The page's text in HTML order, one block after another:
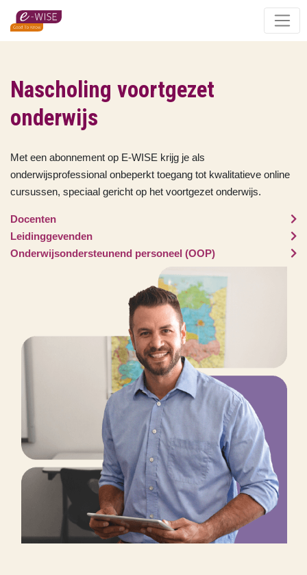
Skip
main
Nascholing voortgezet
onderwijs
Met een abonnement op E-WISE krijg je als
onderwijsprofessional onbeperkt toegang tot kwalitatieve online
cursussen, speciaal gericht op het voortgezet onderwijs.
Docenten
Leidinggevenden
Onderwijsondersteunend personeel (OOP)